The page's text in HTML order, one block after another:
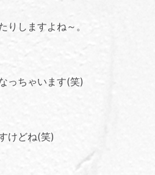
りしますよね～。
っちゃいます(笑)
けどね(笑)